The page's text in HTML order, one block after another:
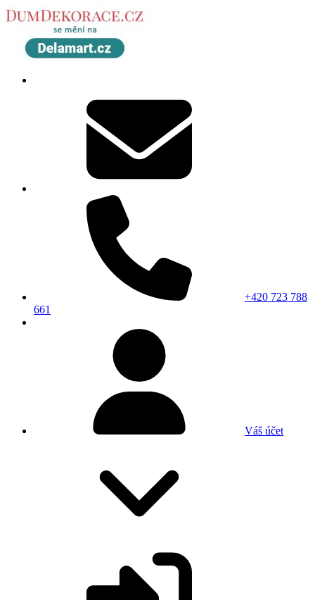
+420 723 788
661
Váš účet